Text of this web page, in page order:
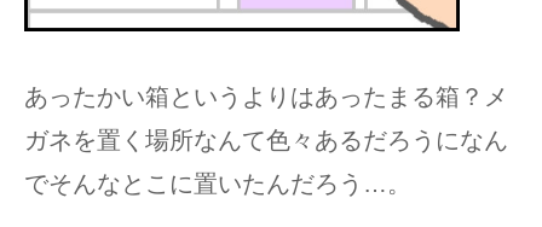
あったかい箱というよりはあったまる箱？メ
ガネを置く場所なんて色々あるだろうになん
でそんなとこに置いたんだろう…。